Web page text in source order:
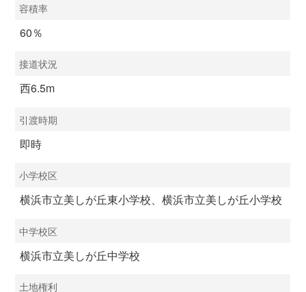
容積率
60％
接道状況
西6.5m
引渡時期
即時
小学校区
横浜市立美しが丘東小学校、横浜市立美しが丘小学校
中学校区
横浜市立美しが丘中学校
土地権利